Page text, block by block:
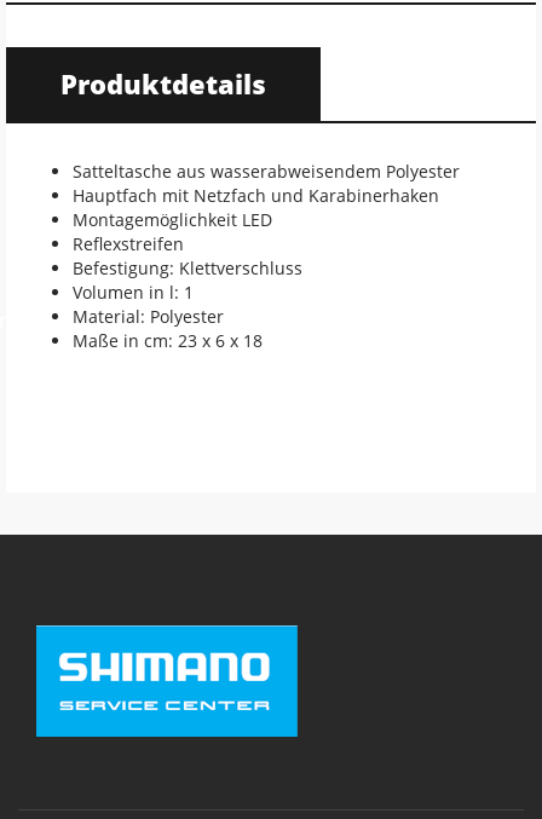
Produktdetails
Satteltasche aus wasserabweisendem Polyester
Hauptfach mit Netzfach und Karabinerhaken
Montagemöglichkeit LED
Reflexstreifen
Befestigung: Klettverschluss
Volumen in l: 1
Material: Polyester
Maße in cm: 23 x 6 x 18